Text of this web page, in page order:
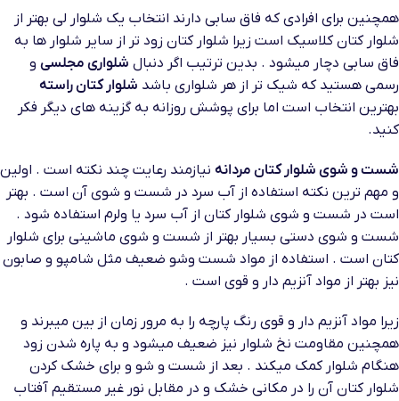
همچنین برای افرادی که فاق سابی دارند انتخاب یک شلوار لی بهتر از
شلوار کتان کلاسیک است زیرا شلوار کتان زود تر از سایر شلوار ها به
فاق سابی دچار میشود . بدین ترتیب اگر دنبال شلواری مجلسی و
رسمی هستید که شیک تر از هر شلواری باشد شلوار کتان راسته
بهترین انتخاب است اما برای پوشش روزانه به گزینه های دیگر فکر
کنید.
شست و شوی شلوار کتان مردانه نیازمند رعایت چند نکته است . اولین
و مهم ترین نکته استفاده از آب سرد در شست و شوی آن است . بهتر
است در شست و شوی شلوار کتان از آب سرد یا ولرم استفاده شود .
شست و شوی دستی بسیار بهتر از شست و شوی ماشینی برای شلوار
کتان است . استفاده از مواد شست وشو ضعیف مثل شامپو و صابون
نیز بهتر از مواد آنزیم دار و قوی است .
زیرا مواد آنزیم دار و قوی رنگ پارچه را به مرور زمان از بین میبرند و
همچنین مقاومت نخ شلوار نیز ضعیف میشود و به پاره شدن زود
هنگام شلوار کمک میکند . بعد از شست و شو و برای خشک کردن
شلوار کتان آن را در مکانی خشک و در مقابل نور غیر مستقیم آفتاب